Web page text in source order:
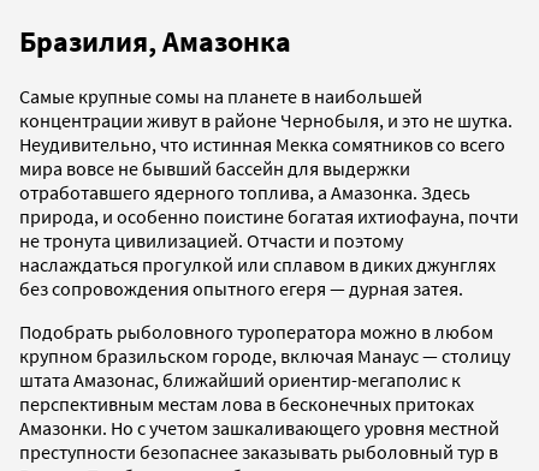
Бразилия, Амазонка
Самые крупные сомы на планете в наибольшей
концентрации живут в районе Чернобыля, и это не шутка.
Неудивительно, что истинная Мекка сомятников со всего
мира вовсе не бывший бассейн для выдержки
отработавшего ядерного топлива, а Амазонка. Здесь
природа, и особенно поистине богатая ихтиофауна, почти
не тронута цивилизацией. Отчасти и поэтому
наслаждаться прогулкой или сплавом в диких джунглях
без сопровождения опытного егеря — дурная затея.
Подобрать рыболовного туроператора можно в любом
крупном бразильском городе, включая Манаус — столицу
штата Амазонас, ближайший ориентир-мегаполис к
перспективным местам лова в бесконечных притоках
Амазонки. Но с учетом зашкаливающего уровня местной
преступности безопаснее заказывать рыболовный тур в